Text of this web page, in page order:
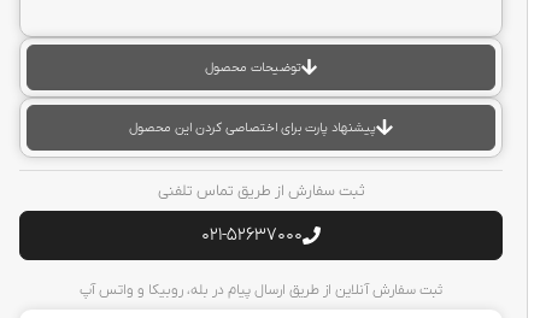
توضیحات محصول
پیشنهاد پارت برای اختصاصی کردن این محصول
ثبت سفارش از طریق تماس تلفنی
021-52637000
ثبت سفارش آنلاین از طریق ارسال پیام در بله، روبیکا و واتس آپ